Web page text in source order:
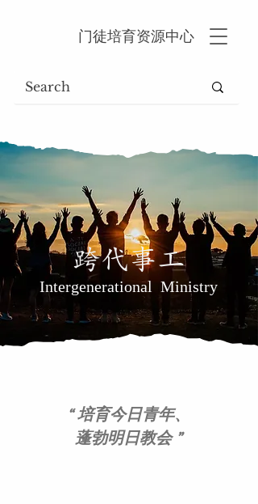
门徒培育资源中心
跨代事工
Intergenerational Ministry
“ 培育今日青年、
蓬勃明日教会 ”